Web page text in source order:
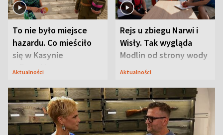
To nie było miejsce
hazardu. Co mieściło
się w Kasynie
Oficerskim?
Aktualności
Rejs u zbiegu Narwi i
Wisły. Tak wygląda
Modlin od strony wody
Aktualności